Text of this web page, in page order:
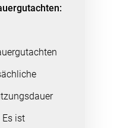
ist